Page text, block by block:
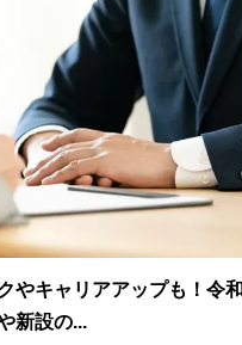
やキャリアアップも！令
新設の...